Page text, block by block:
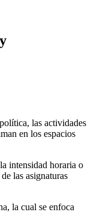
las actividades
en los espacios
intensidad horaria o
las asignaturas
la cual se enfoca